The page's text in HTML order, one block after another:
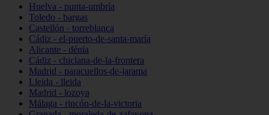
Huelva - punta-umbría
Toledo - bargas
Castellón - torreblanca
Cádiz - el-puerto-de-santa-maría
Alicante - dénia
Cádiz - chiclana-de-la-frontera
Madrid - paracuellos-de-jarama
Lleida - lleida
Madrid - lozoya
Málaga - rincón-de-la-victoria